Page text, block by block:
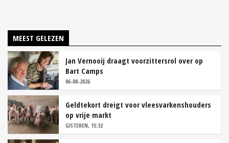
MEEST GELEZEN
Jan Vernooij draagt voorzittersrol over op
Bart Camps
06-08-2026
Geldtekort dreigt voor vleesvarkenshouders
op vrije markt
GISTEREN, 15:32